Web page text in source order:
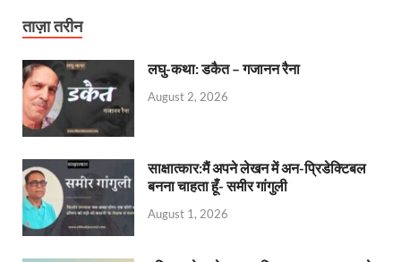
ताज़ा तरीन
लघु-कथा: डकैत – गजानन रैना
August 2, 2026
साक्षात्कार:मैं अपने लेखन में अन-प्रिडेक्टिबल
बनना चाहता हूँ- समीर गांगुली
August 1, 2026